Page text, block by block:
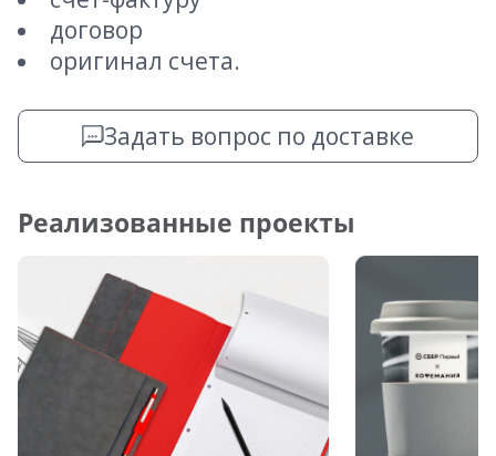
договор
оригинал счета.
Задать вопрос по доставке
Реализованные проекты